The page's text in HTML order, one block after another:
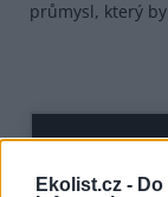
Ekolist.cz -
průmysl, který